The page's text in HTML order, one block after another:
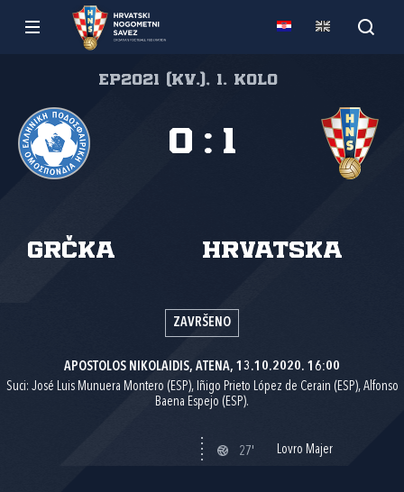
EP2021 (kv.), 1. kolo
Grčka Hrvatska
0 : 1
ZAVRŠENO
APOSTOLOS NIKOLAIDIS, ATENA, 13.10.2020. 16:00
Suci: José Luis Munuera Montero (ESP), Iñigo Prieto López de Cerain (ESP), Alfonso
Baena Espejo (ESP).
27' Lovro Majer